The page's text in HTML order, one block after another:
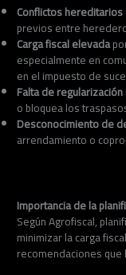
Conflictos hereditarios
previos entre
Carga fiscal elevada
especialmente en
en el impuesto de
Falta de
o bloquea los
Desconocimiento de
arrendamiento o
Importancia de la
Según Agrofiscal,
minimizar la carga
recomendaciones